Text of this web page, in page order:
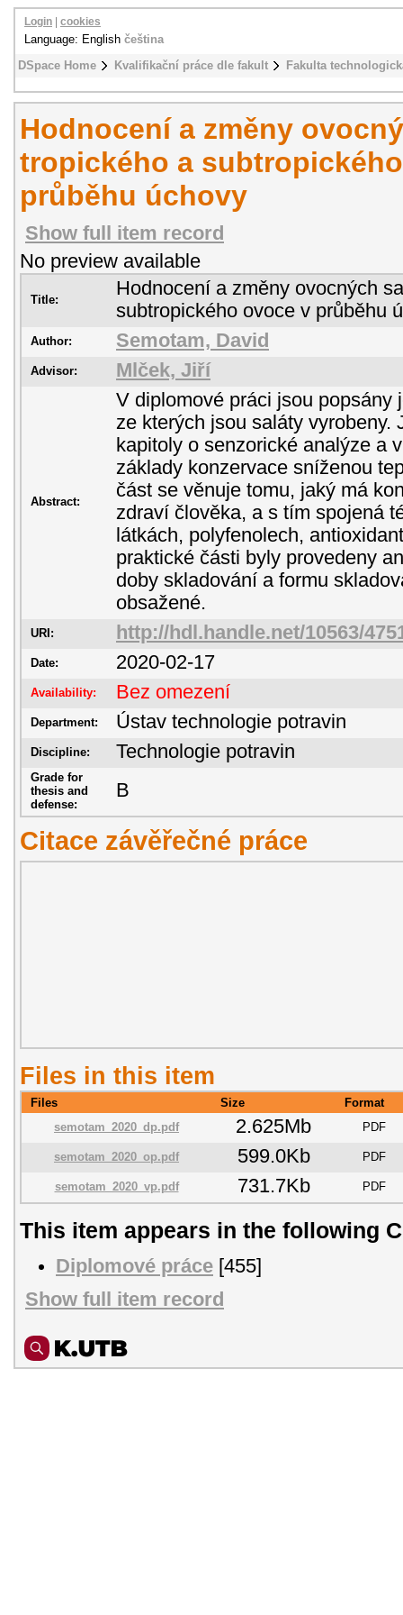
DSpace Home Kvalifikační práce dle fakult Fakulta
Login cookies
Language: English čeština
Hodnocení a změny
tropického a
průběhu úchovy
Show full item record
No preview available
Title:
Hodnocení a změny ovocných
subtropického ovoce v průběhu
Author: Semotam, David
Advisor: Mlček, Jiří
Abstract:
V diplomové práci jsou popsány
ze kterých jsou saláty vyrobeny.
kapitoly o senzorické analýze a
základy konzervace sníženou
část se věnuje tomu, jaký má
zdraví člověka, a s tím spojená
látkách, polyfenolech,
praktické části byly provedeny
doby skladování a formu
obsažené.
URI: http://hdl.handle.net/10563/
Date: 2020-02-17
Availability: Bez omezení
Department: Ústav technologie potravin
Discipline: Technologie potravin
Grade for
thesis and
defense:
B
Citace závěřečné práce
Files in this item
Files Size
Format
semotam_2020_dp.pdf
2.625Mb PDF
semotam_2020_op.pdf 599.0Kb PDF
semotam_2020_vp.pdf 731.7Kb PDF
This item appears in the following
Diplomové práce [455]
Show full item record